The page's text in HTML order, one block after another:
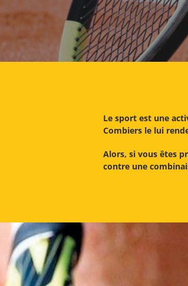
Le sport est une
Combiers le lui
Alors, si vous êtes
contre une